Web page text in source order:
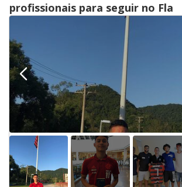
profissionais para seguir no Fla